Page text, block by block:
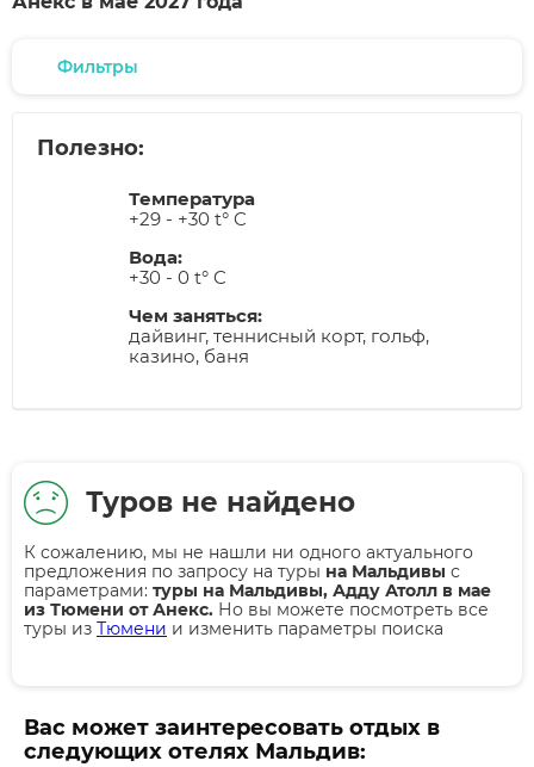
Фильтры
Полезно:
Температура
+29 - +30 t° C
Вода:
+30 - 0 t° C
Чем заняться:
дайвинг, теннисный корт, гольф,
казино, баня
Туров не найдено
К сожалению, мы не нашли ни одного актуального
предложения по запросу на туры на Мальдивы с
параметрами: туры на Мальдивы, Адду Атолл в мае
из Тюмени от Анекс. Но вы можете посмотреть все
туры из Тюмени и изменить параметры поиска
Вас может заинтересовать отдых в
следующих отелях Мальдив: